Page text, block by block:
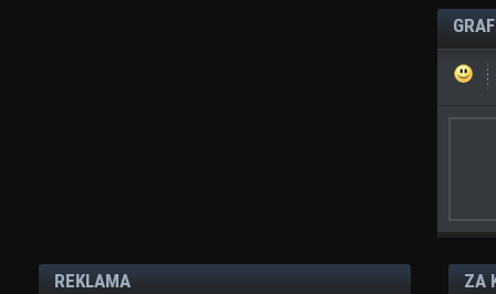
REKLAMA ZA